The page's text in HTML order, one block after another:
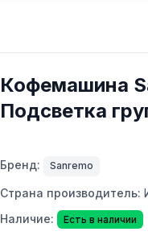
Кофемашина
Подсветка
Бренд: Sanremo
Страна производитель:
Наличие:
Есть в наличии